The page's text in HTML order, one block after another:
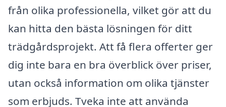
från olika professionella, vilket gör att du
kan hitta den bästa lösningen för ditt
trädgårdsprojekt. Att få flera offerter ger
dig inte bara en bra överblick över priser,
utan också information om olika tjänster
som erbjuds. Tveka inte att använda